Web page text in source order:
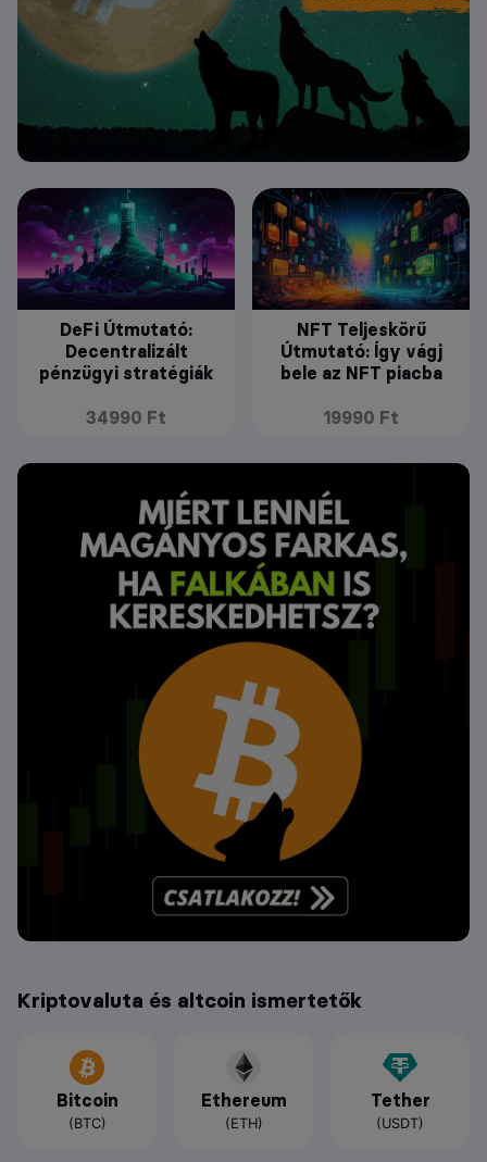
DeFi Útmutató:
Decentralizált
pénzügyi stratégiák
34990 Ft
NFT Teljeskörű
Útmutató: Így vágj
bele az NFT piacba
19990 Ft
Kriptovaluta és altcoin ismertetők
Bitcoin
(BTC)
Ethereum
(ETH)
Tether
(USDT)